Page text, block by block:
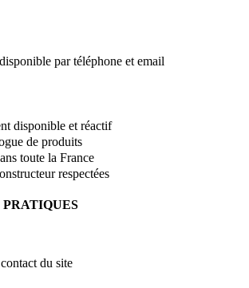
par téléphone et email
disponible et réactif
de produits
toute la France
respectées
du site